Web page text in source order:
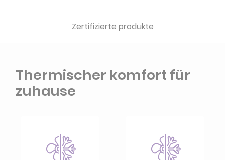
Zertifizierte produkte
Thermischer komfort für
zuhause